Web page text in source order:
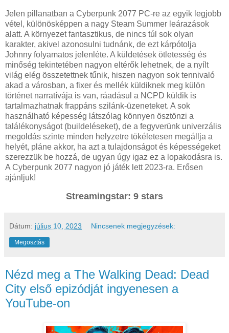
Jelen pillanatban a Cyberpunk 2077 PC-re az egyik legjobb
vétel, különösképpen a nagy Steam Summer leárazások
alatt. A környezet fantasztikus, de nincs túl sok olyan
karakter, akivel azonosulni tudnánk, de ezt kárpótolja
Johnny folyamatos jelenléte. A küldetések ötletesség és
minőség tekintetében nagyon eltérők lehetnek, de a nyílt
világ elég összetettnek tűnik, hiszen nagyon sok tennivaló
akad a városban, a fixer és mellék küldiknek meg külön
történet narratívája is van, ráadásul a NCPD küldik is
tartalmazhatnak frappáns szilánk-üzeneteket. A sok
használható képesség látszólag könnyen ösztönzi a
találékonyságot (buildeléseket), de a fegyverünk univerzális
megoldás szinte minden helyzetre tökéletesen megállja a
helyét, pláne akkor, ha azt a tulajdonságot és képességeket
szerezzük be hozzá, de ugyan úgy igaz ez a lopakodásra is.
A Cyberpunk 2077 nagyon jó játék lett 2023-ra. Erősen
ajánljuk!
Streamingstar: 9 stars
Dátum: július 10, 2023 Nincsenek megjegyzések:
Megosztás
Nézd meg a The Walking Dead: Dead
City első epizódját ingyenesen a
YouTube-on